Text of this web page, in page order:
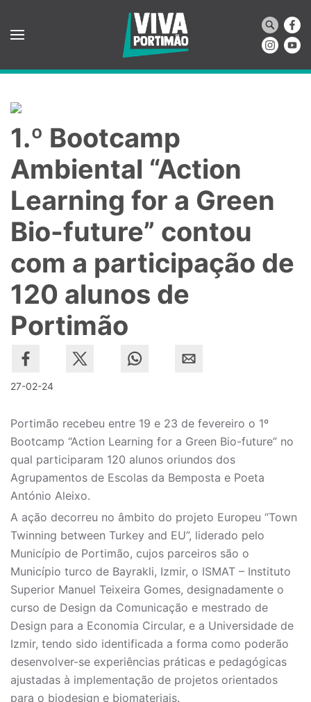
Saltar para o conteúdo principal
1.º Bootcamp
Ambiental “Action
Learning for a Green
Bio-future” contou
com a participação de
120 alunos de
Portimão
27-02-24
Portimão recebeu entre 19 e 23 de fevereiro o 1º
Bootcamp “Action Learning for a Green Bio-future” no
qual participaram 120 alunos oriundos dos
Agrupamentos de Escolas da Bemposta e Poeta
António Aleixo.
A ação decorreu no âmbito do projeto Europeu “Town
Twinning between Turkey and EU”, liderado pelo
Município de Portimão, cujos parceiros são o
Município turco de Bayrakli, Izmir, o ISMAT – Instituto
Superior Manuel Teixeira Gomes, designadamente o
curso de Design da Comunicação e mestrado de
Design para a Economia Circular, e a Universidade de
Izmir, tendo sido identificada a forma como poderão
desenvolver-se experiências práticas e pedagógicas
ajustadas à implementação de projetos orientados
para o biodesign e biomateriais.